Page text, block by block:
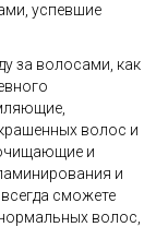
успевшие
за волосами, как
волос и
и
и
сможете
волос,